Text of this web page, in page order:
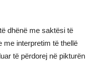
dhënë me saktësi të
me interpretim të thellë
të përdorej në pikturën